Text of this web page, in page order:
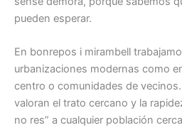
pueden esperar.
En bonrepos i mirambell
urbanizaciones modernas como
centro o comunidades de
valoran el trato cercano y la
no res” a cualquier población